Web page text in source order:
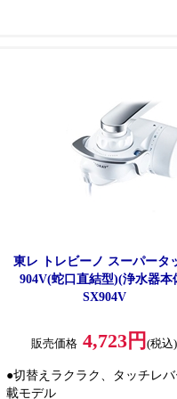
東レ トレビーノ スーパータ
904V(蛇口直結型)(浄水器本
SX904V
販売価格 4,723円(税込)
●切替えラクラク、タッチレ
載モデル